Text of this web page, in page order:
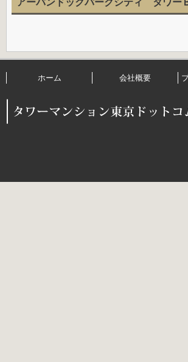
アーバンドックパークシティ タワー
ホーム 会社概要